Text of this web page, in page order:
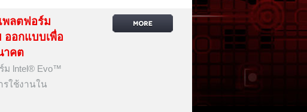
ลตฟอร์ม
ออกแบบเพื่อ
าคต
lntel® Evo™
รใช้งานใน